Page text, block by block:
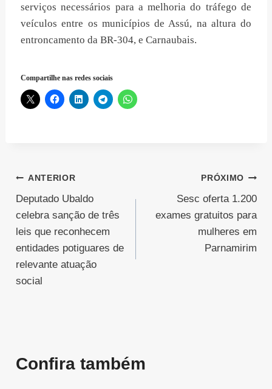
serviços necessários para a melhoria do tráfego de
veículos entre os municípios de Assú, na altura do
entroncamento da BR-304, e Carnaubais.
Compartilhe nas redes sociais
Navegação
de
Post
ANTERIOR
Deputado Ubaldo
celebra sanção de três
leis que reconhecem
entidades potiguares de
relevante atuação
social
PRÓXIMO
Sesc oferta 1.200
exames gratuitos para
mulheres em
Parnamirim
Confira também